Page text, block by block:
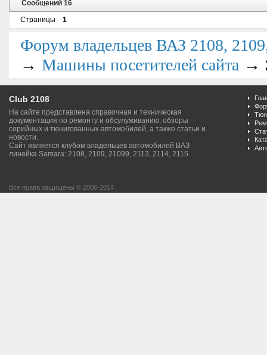
Сообщений 16
Страницы
1
Форум владельцев ВАЗ 2108,
→ Машины посетителей сайта →
Club 2108
На сайте представлена справочная и техническая
документация по ремонту и обсулуживанию, обзоры
серийных и тюнигованных автомобилей, а также статьи и
новости.
Сайт является клубом владельцев автомобилей ВАЗ
линейка Samara: 2108, 2109, 21099, 2113, 2114, 2115.
Все права защищены © 2006-2014